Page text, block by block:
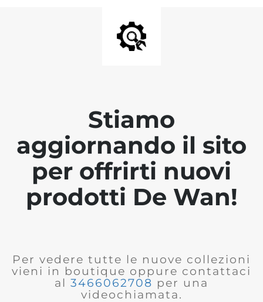
Stiamo
aggiornando il sito
per offrirti nuovi
prodotti De Wan!
Per vedere tutte le nuove collezioni
vieni in boutique oppure contattaci
al 3466062708 per una
videochiamata.